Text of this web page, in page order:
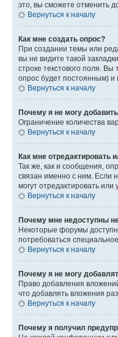
это, вы сможете отменить
Вернуться к началу
Как мне создать опрос?
При создании темы или
вы не видите такой
строке текстового поля.
опрос будет постоянным) и
Вернуться к началу
Почему я не могу
Ограничение количества
Вернуться к началу
Как мне отредактировать
Так же, как и сообщения,
связан именно с ним. Если
могут отредактировать
Вернуться к началу
Почему мне недоступны
Некоторые форумы
потребоваться
Вернуться к началу
Почему я не могу
Право добавления
что добавлять вложения
Вернуться к началу
Почему я получил